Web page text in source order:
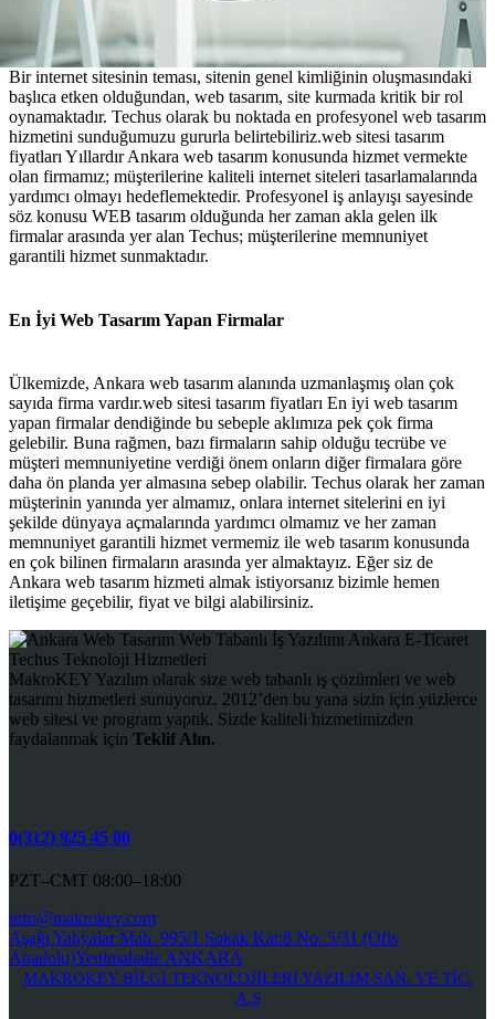
Bir internet sitesinin teması, sitenin genel kimliğinin oluşmasındaki
başlıca etken olduğundan, web tasarım, site kurmada kritik bir rol
oynamaktadır. Techus olarak bu noktada en profesyonel web tasarım
hizmetini sunduğumuzu gururla belirtebiliriz.web sitesi tasarım
fiyatları Yıllardır Ankara web tasarım konusunda hizmet vermekte
olan firmamız; müşterilerine kaliteli internet siteleri tasarlamalarında
yardımcı olmayı hedeflemektedir. Profesyonel iş anlayışı sayesinde
söz konusu WEB tasarım olduğunda her zaman akla gelen ilk
firmalar arasında yer alan Techus; müşterilerine memnuniyet
garantili hizmet sunmaktadır.
En İyi Web Tasarım Yapan Firmalar
Ülkemizde, Ankara web tasarım alanında uzmanlaşmış olan çok
sayıda firma vardır.web sitesi tasarım fiyatları En iyi web tasarım
yapan firmalar dendiğinde bu sebeple aklımıza pek çok firma
gelebilir. Buna rağmen, bazı firmaların sahip olduğu tecrübe ve
müşteri memnuniyetine verdiği önem onların diğer firmalara göre
daha ön planda yer almasına sebep olabilir. Techus olarak her zaman
müşterinin yanında yer almamız, onlara internet sitelerini en iyi
şekilde dünyaya açmalarında yardımcı olmamız ve her zaman
memnuniyet garantili hizmet vermemiz ile web tasarım konusunda
en çok bilinen firmaların arasında yer almaktayız. Eğer siz de
Ankara web tasarım hizmeti almak istiyorsanız bizimle hemen
iletişime geçebilir, fiyat ve bilgi alabilirsiniz.
MakroKEY Yazılım olarak size web tabanlı iş çözümleri ve web
tasarımı hizmetleri sunuyoruz. 2012’den bu yana sizin için yüzlerce
web sitesi ve program yaptık. Sizde kaliteli hizmetimizden
faydalanmak için Teklif Alın.
0(312) 925 45 80
PZT–CMT 08:00–18:00
info@makrokey.com
Aşağı Yahyalar Mah. 995/1 Sokak Kat:8 No: 5/31 (Ofis
Anadolu)Yenimahalle ANKARA
MAKROKEY BİLGİ TEKNOLOJİLERİ YAZILIM SAN. VE TİC.
A.Ş